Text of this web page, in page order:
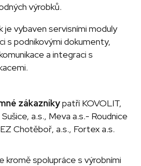
výrobků.
je vybaven servisními moduly
s podnikovými dokumenty,
a integraci s
zákazníkypatří KOVOLIT,
a.s., Meva a.s.- Roudnice
Chotěboř, a.s., Fortex a.s.
kromě spolupráce s výrobními